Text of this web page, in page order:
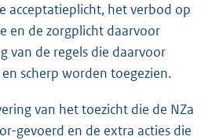
acceptatieplicht, het verbod op
en de zorgplicht daarvoor
van de regels die daarvoor
scherp worden toegezien.
van het toezicht die de NZa
gevoerd en de extra acties die